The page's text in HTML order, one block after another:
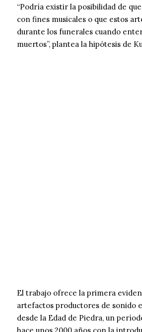
“Podría existir la posibilidad de
con fines musicales o que estos
durante los funerales cuando
muertos”, plantea la hipótesis de
El trabajo ofrece la primera
artefactos productores de sonido
desde la Edad de Piedra, un